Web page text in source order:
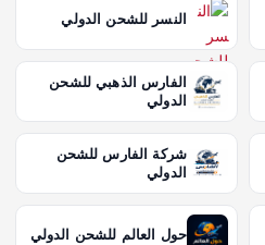
النسر للشحن الدولي
الفارس الذهبي للشحن
الدولي
شركة الفارس للشحن
الدولي
حول العالم للشحن الدولي